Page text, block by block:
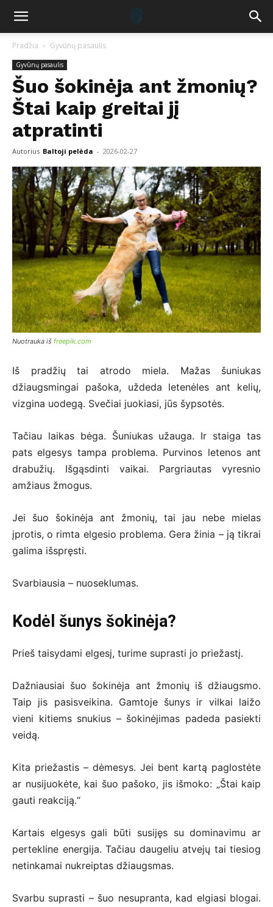
Pradžia Gyvūnų pasaulis
Gyvūnų pasaulis
Šuo šokinėja ant žmonių?
Štai kaip greitai jį
atpratinti
Autorius Baltoji pelėda - 2026-02-27
Nuotrauka iš freepik.com
Iš pradžių tai atrodo miela. Mažas šuniukas
džiaugsmingai pašoka, uždeda letenėles ant kelių,
vizgina uodegą. Svečiai juokiasi, jūs šypsotės.
Tačiau laikas bėga. Šuniukas užauga. Ir staiga tas
pats elgesys tampa problema. Purvinos letenos ant
drabužių. Išgąsdinti vaikai. Pargriautas vyresnio
amžiaus žmogus.
Jei šuo šokinėja ant žmonių, tai jau nebe mielas
įprotis, o rimta elgesio problema. Gera žinia – ją tikrai
galima išspręsti.
Svarbiausia – nuoseklumas.
Kodėl šunys šokinėja?
Prieš taisydami elgesį, turime suprasti jo priežastį.
Dažniausiai šuo šokinėja ant žmonių iš džiaugsmo.
Taip jis pasisveikina. Gamtoje šunys ir vilkai laižo
vieni kitiems snukius – šokinėjimas padeda pasiekti
veidą.
Kita priežastis – dėmesys. Jei bent kartą paglostėte
ar nusijuokėte, kai šuo pašoko, jis išmoko: „Štai kaip
gauti reakciją.“
Kartais elgesys gali būti susijęs su dominavimu ar
pertekline energija. Tačiau daugeliu atvejų tai tiesiog
netinkamai nukreiptas džiaugsmas.
Svarbu suprasti – šuo nesupranta, kad elgiasi blogai.